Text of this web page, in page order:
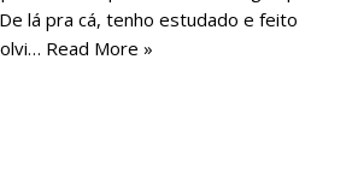
lá pra cá, tenho estudado e feito
Read More »